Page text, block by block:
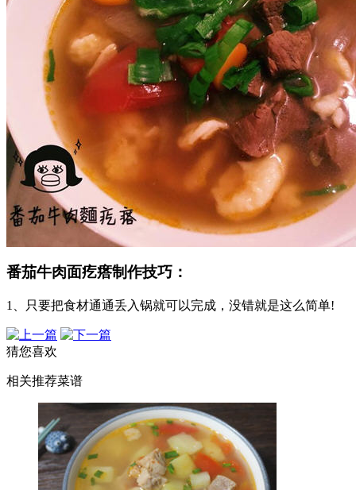
番茄牛肉面疙瘩制作技巧：
1、只要把食材通通丢入锅就可以完成，没错就是这么简单!
猜您喜欢
相关推荐菜谱